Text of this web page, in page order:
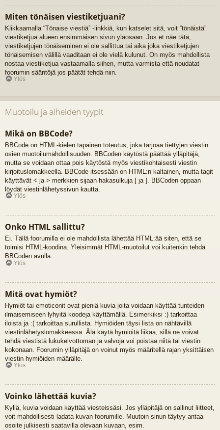
Miten tönäisen viestiketjuani?
Klikkaamalla “Tönaise viestiä” -linkkiä, kun katselet sitä, voit “tönäistä”
viestiketjua alueen ensimmäisen sivun yläosaan. Jos et näe tätä,
viestiketjujen tönäiseminen ei ole sallittua tai aika joka viestiketjujen
tönäisemisen välillä vaaditaan ei ole vielä kulunut. On myös mahdollista
nostaa viestiketjua vastaamalla siihen, mutta varmista että noudatat
foorumin sääntöjä jos päätät tehdä niin.
Ylös
Muotoilu ja aiheiden tyypit
Mikä on BBCode?
BBCode on HTML-kielen tapainen toteutus, joka tarjoaa tiettyjen viestin
osien muotoilumahdollisuuden. BBCoden käytöstä päättää ylläpitäjä,
mutta se voidaan ottaa pois käytöstä myös viestikohtaisesti viestin
kirjoituslomakkeella. BBCode itsessään on HTML:n kaltainen, mutta tagit
käyttävät < ja > merkkien sijaan hakasulkuja [ ja ]. BBCoden oppaan
löydät viestinlähetyssivun kautta.
Ylös
Onko HTML sallittu?
Ei. Tällä foorumilla ei ole mahdollista lähettää HTML:ää siten, että se
toimisi HTML-koodina. Yleisimmät HTML-muotoilut voi kuitenkin tehdä
BBCoden avulla.
Ylös
Mitä ovat hymiöt?
Hymiöt tai emoticonit ovat pieniä kuvia joita voidaan käyttää tunteiden
ilmaisemiseen lyhyitä koodeja käyttämällä. Esimerkiksi :) tarkoittaa
iloista ja :( tarkoittaa surullista. Hymiöiden täysi lista on nähtävillä
viestinlähetyslomakkeessa. Älä käytä hymiöitä liikaa, sillä ne voivat
tehdä viestistä lukukelvottoman ja valvoja voi poistaa niitä tai viestin
kokonaan. Foorumin ylläpitäjä on voinut myös määritellä rajan yksittäisen
viestin hymiöiden määrälle.
Ylös
Voinko lähettää kuvia?
Kyllä, kuvia voidaan käyttää viesteissäsi. Jos ylläpitäjä on sallinut liitteet,
voit mahdollisesti ladata kuvan foorumille. Muutoin sinun täytyy antaa
osoite julkisesti saatavilla olevaan kuvaan, esim.